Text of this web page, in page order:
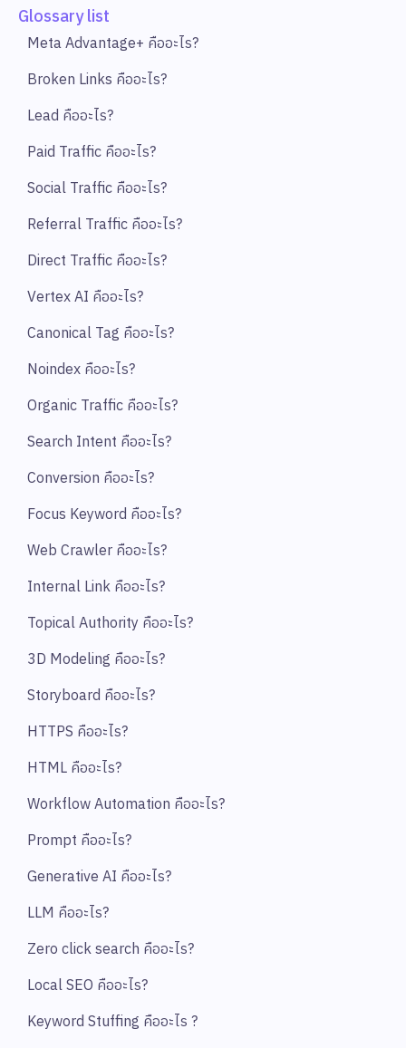
Glossary list
Meta Advantage+ คืออะไร?
Broken Links คืออะไร?
Lead คืออะไร?
Paid Traffic คืออะไร?
Social Traffic คืออะไร?
Referral Traffic คืออะไร?
Direct Traffic คืออะไร?
Vertex AI คืออะไร?
Canonical Tag คืออะไร?
Noindex คืออะไร?
Organic Traffic คืออะไร?
Search Intent คืออะไร?
Conversion คืออะไร?
Focus Keyword คืออะไร?
Web Crawler คืออะไร?
Internal Link คืออะไร?
Topical Authority คืออะไร?
3D Modeling คืออะไร?
Storyboard คืออะไร?
HTTPS คืออะไร?
HTML คืออะไร?
Workflow Automation คืออะไร?
Prompt คืออะไร?
Generative AI คืออะไร?
LLM คืออะไร?
Zero click search คืออะไร?
Local SEO คืออะไร?
Keyword Stuffing คืออะไร ?